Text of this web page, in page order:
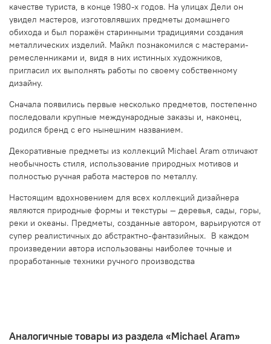
качестве туриста, в конце 1980-х годов. На улицах Дели он
увидел мастеров, изготовлявших предметы домашнего
обихода и был поражён старинными традициями создания
металлических изделий. Майкл познакомился с мастерами-
ремесленниками и, видя в них истинных художников,
пригласил их выполнять работы по своему собственному
дизайну.
Сначала появились первые несколько предметов, постепенно
последовали крупные международные заказы и, наконец,
родился бренд с его нынешним названием.
Декоративные предметы из коллекций Michael Aram отличают
необычность стиля, использование природных мотивов и
полностью ручная работа мастеров по металлу.
Настоящим вдохновением для всех коллекций дизайнера
являются природные формы и текстуры — деревья, сады, горы,
реки и океаны. Предметы, созданные автором, варьируются от
супер реалистичных до абстрактно-фантазийных. В каждом
произведении автора использованы наиболее точные и
проработанные техники ручного производства
Аналогичные товары из раздела «Michael Aram»